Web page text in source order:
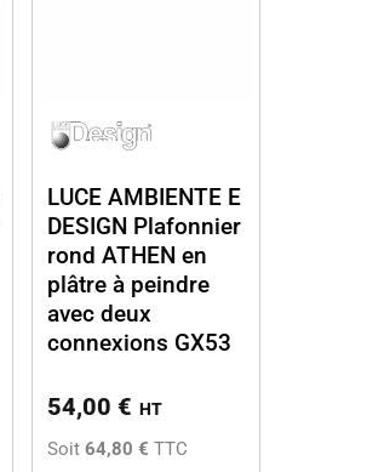
LUCE AMBIENTE E
DESIGN Plafonnier
rond ATHEN en
plâtre à peindre
avec deux
connexions GX53
54,00€ HT
Soit64,80 € TTC